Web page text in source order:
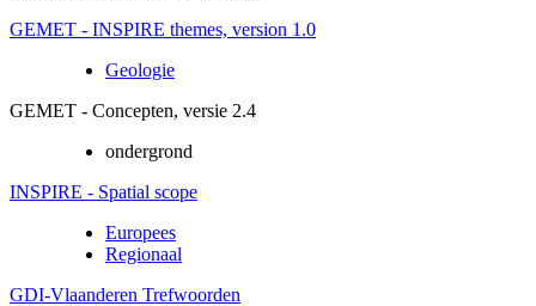
GEMET - INSPIRE themes, version 1.0
Geologie
GEMET - Concepten, versie 2.4
ondergrond
INSPIRE - Spatial scope
Europees
Regionaal
GDI-Vlaanderen Trefwoorden